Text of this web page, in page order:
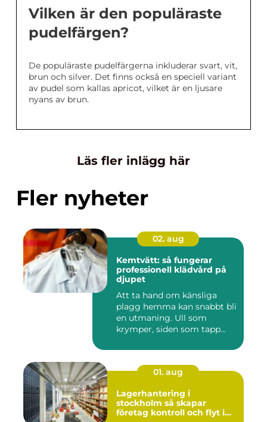
Vilken är den populäraste
pudelfärgen?
De populäraste pudelfärgerna inkluderar svart, vit,
brun och silver. Det finns också en speciell variant
av pudel som kallas apricot, vilket är en ljusare
nyans av brun.
Läs fler inlägg här
Fler nyheter
02. aug
Kemtvätt: så fungerar
professionell klädvård på
djupet
Att ta hand om känsliga
plagg hemma kan snabbt bli
en utmaning. Ull som
krymper, siden som tapp...
01. aug
Lagerhantering i
stockholm så skapar
företag kontroll och flyt i